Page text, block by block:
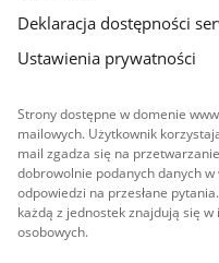
Deklaracja dostępności
Ustawienia prywatności
Strony dostępne w domenie
mailowych. Użytkownik
mail zgadza się na
dobrowolnie podanych danych
odpowiedzi na przesłane
każdą z jednostek znajdują się
osobowych.